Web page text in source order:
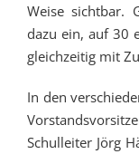
Weise sichtbar.
dazu ein, auf 30
gleichzeitig mit
In den
Schulleiter Jörg